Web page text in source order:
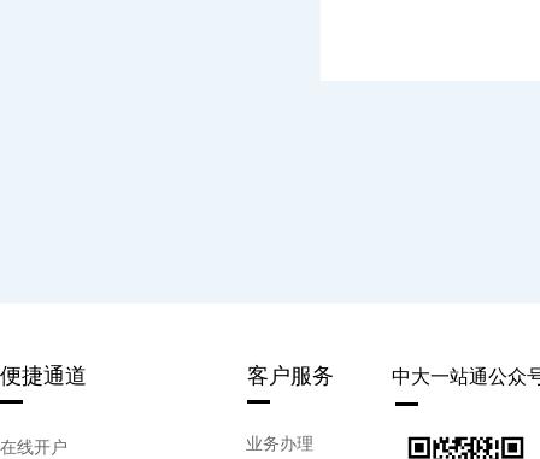
便捷通道
在线开户 业务办理
客户服务 中大一站通公众